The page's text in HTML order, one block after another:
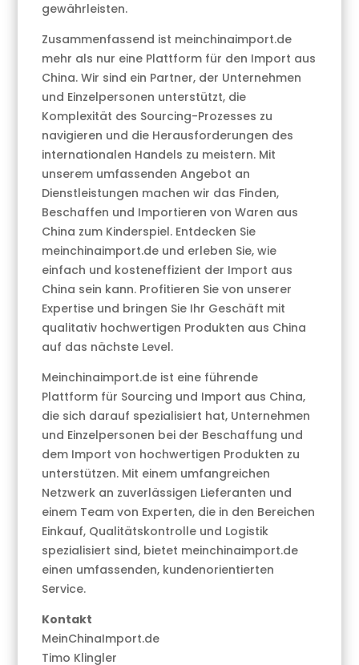
gewährleisten.
Zusammenfassend ist meinchinaimport.de
mehr als nur eine Plattform für den Import aus
China. Wir sind ein Partner, der Unternehmen
und Einzelpersonen unterstützt, die
Komplexität des Sourcing-Prozesses zu
navigieren und die Herausforderungen des
internationalen Handels zu meistern. Mit
unserem umfassenden Angebot an
Dienstleistungen machen wir das Finden,
Beschaffen und Importieren von Waren aus
China zum Kinderspiel. Entdecken Sie
meinchinaimport.de und erleben Sie, wie
einfach und kosteneffizient der Import aus
China sein kann. Profitieren Sie von unserer
Expertise und bringen Sie Ihr Geschäft mit
qualitativ hochwertigen Produkten aus China
auf das nächste Level.
Meinchinaimport.de ist eine führende
Plattform für Sourcing und Import aus China,
die sich darauf spezialisiert hat, Unternehmen
und Einzelpersonen bei der Beschaffung und
dem Import von hochwertigen Produkten zu
unterstützen. Mit einem umfangreichen
Netzwerk an zuverlässigen Lieferanten und
einem Team von Experten, die in den Bereichen
Einkauf, Qualitätskontrolle und Logistik
spezialisiert sind, bietet meinchinaimport.de
einen umfassenden, kundenorientierten
Service.
Kontakt
MeinChinaImport.de
Timo Klingler